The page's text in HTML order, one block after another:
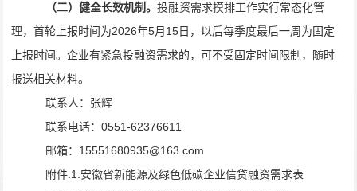
（二）健全长效机制。投融资需求摸排工作实行常态化管
理，首轮上报时间为2026年5月 15日，以后每季度最后一周为固定
上报时间。企业有紧急投融资需求的，可不受固定时间限制，随时
报送相关材料。
联系人：张辉
联系电话：0551-62376611
邮箱： 15551680935@163.com
附件:1. 安徽省新能源及绿色低碳企业信贷融资需求表